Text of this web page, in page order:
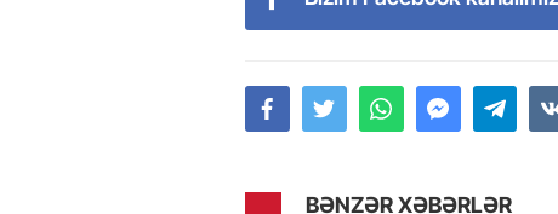
BƏNZƏR XƏBƏRLƏR